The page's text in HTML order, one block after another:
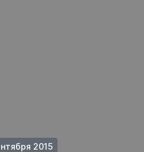
2015